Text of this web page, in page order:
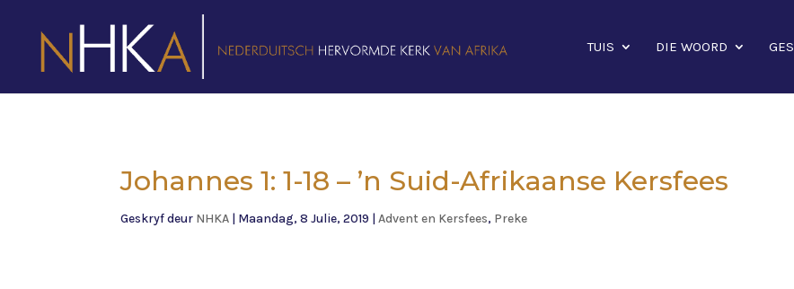
TUIS DIE WOORD
Johannes 1: 1-18 – ’n Suid-Afrikaanse Kersfees
Geskryf deur NHKA | Maandag, 8 Julie, 2019 |Advent en Kersfees, Preke